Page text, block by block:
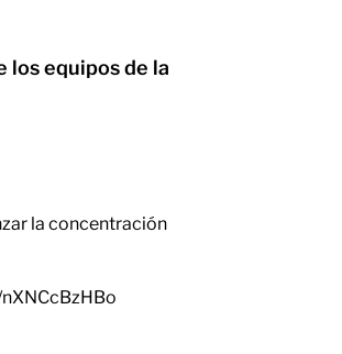
los equipos de la
la concentración